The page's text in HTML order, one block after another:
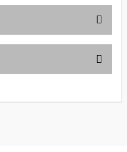
kullanarak tarafımıza